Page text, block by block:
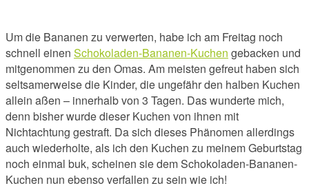
Um die Bananen zu verwerten, habe ich am Freitag noch
schnell einen Schokoladen-Bananen-Kuchen gebacken und
mitgenommen zu den Omas. Am meisten gefreut haben sich
seltsamerweise die Kinder, die ungefähr den halben Kuchen
allein aßen – innerhalb von 3 Tagen. Das wunderte mich,
denn bisher wurde dieser Kuchen von ihnen mit
Nichtachtung gestraft. Da sich dieses Phänomen allerdings
auch wiederholte, als ich den Kuchen zu meinem Geburtstag
noch einmal buk, scheinen sie dem Schokoladen-Bananen-
Kuchen nun ebenso verfallen zu sein wie ich!